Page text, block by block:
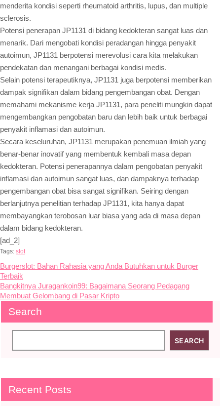
menderita kondisi seperti rheumatoid arthritis, lupus, dan multiple
sclerosis.
Potensi penerapan JP1131 di bidang kedokteran sangat luas dan
menarik. Dari mengobati kondisi peradangan hingga penyakit
autoimun, JP1131 berpotensi merevolusi cara kita melakukan
pendekatan dan menangani berbagai kondisi medis.
Selain potensi terapeutiknya, JP1131 juga berpotensi memberikan
dampak signifikan dalam bidang pengembangan obat. Dengan
memahami mekanisme kerja JP1131, para peneliti mungkin dapat
mengembangkan pengobatan baru dan lebih baik untuk berbagai
penyakit inflamasi dan autoimun.
Secara keseluruhan, JP1131 merupakan penemuan ilmiah yang
benar-benar inovatif yang membentuk kembali masa depan
kedokteran. Potensi penerapannya dalam pengobatan penyakit
inflamasi dan autoimun sangat luas, dan dampaknya terhadap
pengembangan obat bisa sangat signifikan. Seiring dengan
berlanjutnya penelitian terhadap JP1131, kita hanya dapat
membayangkan terobosan luar biasa yang ada di masa depan
dalam bidang kedokteran.
[ad_2]
Tags: slot
Post
navigation
Burgerslot: Bahan Rahasia yang Anda Butuhkan untuk Burger
Terbaik
Bangkitnya Juragankoin99: Bagaimana Seorang Pedagang
Membuat Gelombang di Pasar Kripto
Search
SEARCH
Recent Posts